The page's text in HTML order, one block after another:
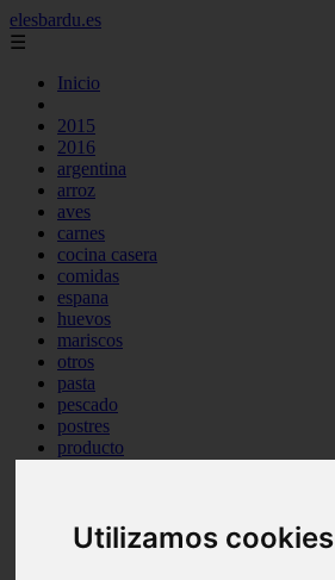
Utilizamos cookies
elesbardu.es
☰
Inicio
2015
2016
argentina
arroz
aves
carnes
cocina casera
comidas
espana
huevos
mariscos
otros
pasta
pescado
postres
producto
verduras
vocabulario de cocina